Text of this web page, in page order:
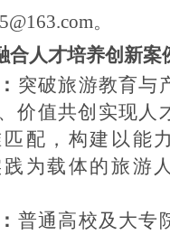
。
合人才培养创新案
突破旅游教育与
价值共创实现人
配，构建以能
为载体的旅游
普通高校及大专